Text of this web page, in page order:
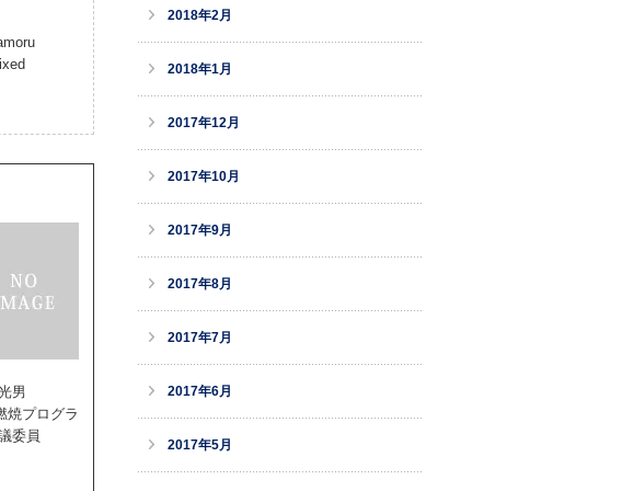
光男
焼プログラ
委員
2018年2月
2018年1月
2017年12月
2017年10月
2017年9月
2017年8月
2017年7月
2017年6月
2017年5月